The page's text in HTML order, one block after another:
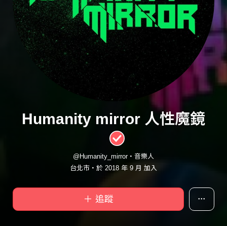
Humanity mirror 人性魔鏡
@Humanity_mirror・音樂人
台北市・於 2018 年 9 月 加入
＋ 追蹤